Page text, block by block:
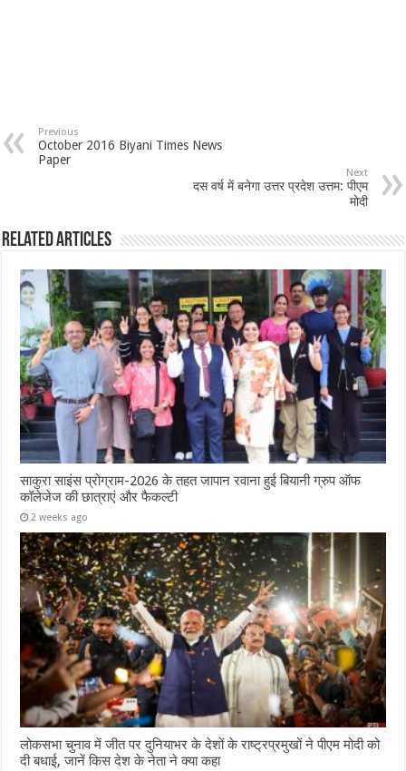
Previous
October 2016 Biyani Times News
Paper
Next
दस वर्ष में बनेगा उत्तर प्रदेश उत्तम: पीएम
मोदी
Related Articles
साकुरा साइंस प्रोग्राम-2026 के तहत जापान रवाना हुई बियानी ग्रुप ऑफ
कॉलेजेज की छात्राएं और फैकल्टी
2 weeks ago
लोकसभा चुनाव में जीत पर दुनियाभर के देशों के राष्ट्रप्रमुखों ने पीएम मोदी को
दी बधाई, जानें किस देश के नेता ने क्या कहा